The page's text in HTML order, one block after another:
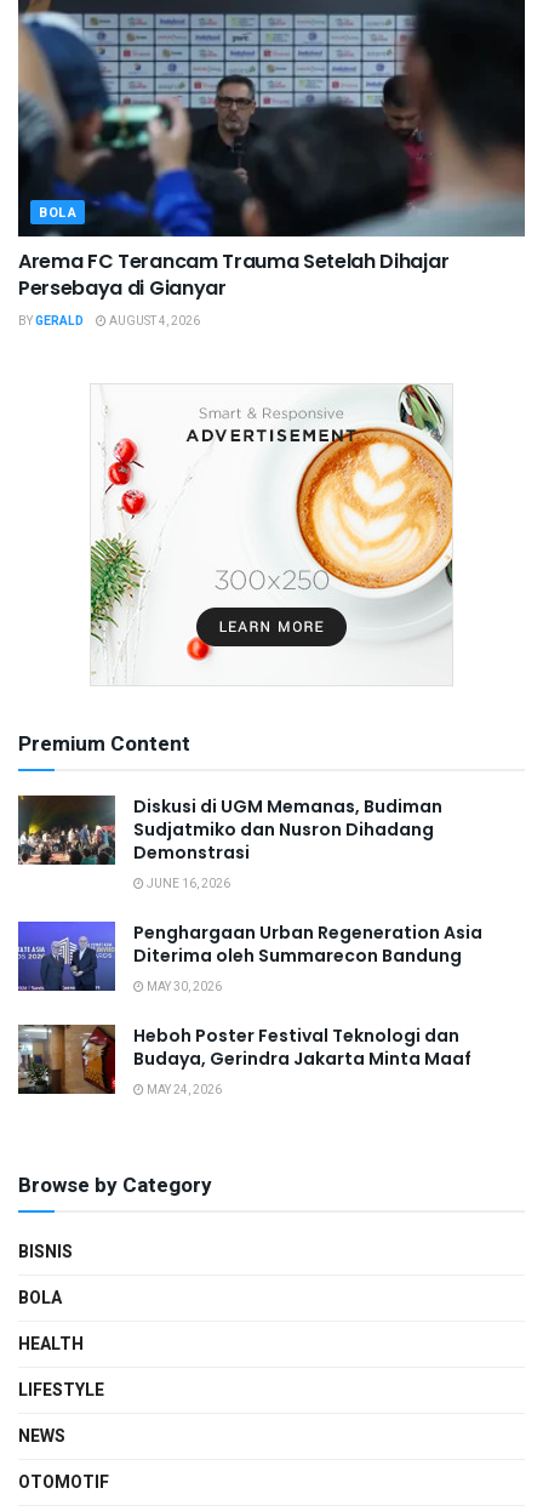
BOLA
Arema FC Terancam Trauma Setelah Dihajar
Persebaya di Gianyar
BYGERALD AUGUST 4, 2026
Premium Content
Diskusi di UGM Memanas, Budiman
Sudjatmiko dan Nusron Dihadang
Demonstrasi
JUNE 16, 2026
Penghargaan Urban Regeneration Asia
Diterima oleh Summarecon Bandung
MAY 30, 2026
Heboh Poster Festival Teknologi dan
Budaya, Gerindra Jakarta Minta Maaf
MAY 24, 2026
Browse by Category
BISNIS
BOLA
HEALTH
LIFESTYLE
NEWS
OTOMOTIF